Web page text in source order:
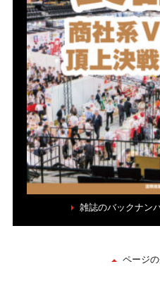
雑誌のバックナン
ページ